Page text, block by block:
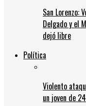
San Lorenzo:
Delgado y el
dejó libre
Política
Violento
un joven de